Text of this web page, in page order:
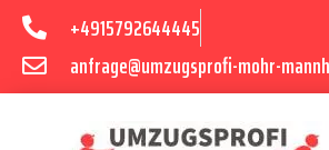
+4915792644445
anfrage@umzugsprofi-mohr-